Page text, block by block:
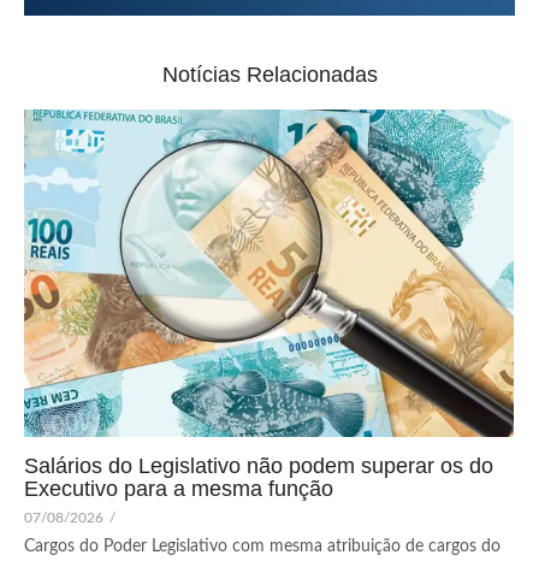
Notícias Relacionadas
Salários do Legislativo não podem superar os do
Executivo para a mesma função
07/08/2026 /
Cargos do Poder Legislativo com mesma atribuição de cargos do